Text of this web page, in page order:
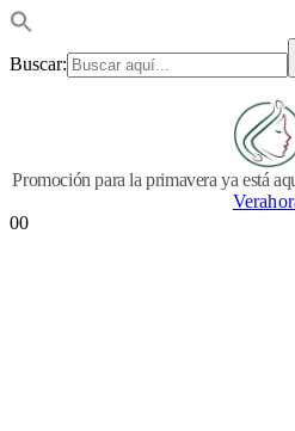
Buscar:
Promoción para la primavera ya está
00